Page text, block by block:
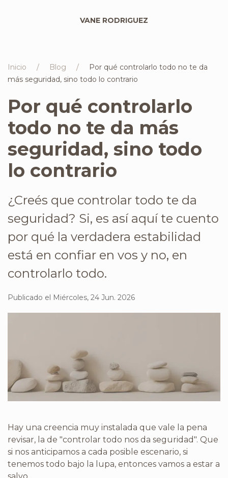
VANE RODRIGUEZ
Inicio Blog
Por qué controlarlo todo no te da
más seguridad, sino todo lo contrario
Por qué controlarlo
todo no te da más
seguridad, sino todo
lo contrario
¿Creés que controlar todo te da
seguridad? Si, es así aquí te cuento
por qué la verdadera estabilidad
está en confiar en vos y no, en
controlarlo todo.
Publicado el Miércoles, 24 Jun. 2026
Hay una creencia muy instalada que vale la pena
revisar, la de "controlar todo nos da seguridad". Que
si nos anticipamos a cada posible escenario, si
tenemos todo bajo la lupa, entonces vamos a estar a